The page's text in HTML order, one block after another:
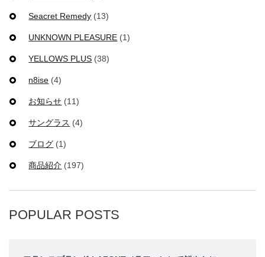
Seacret Remedy (13)
UNKNOWN PLEASURE (1)
YELLOWS PLUS (38)
n8ise (4)
お知らせ (11)
サングラス (4)
ブログ (1)
商品紹介 (197)
POPULAR POSTS